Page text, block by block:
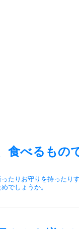
食べるもの
たりお守りを持ったり
でしょうか。